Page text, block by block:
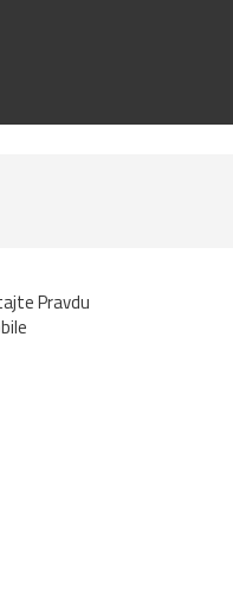
Pravdu